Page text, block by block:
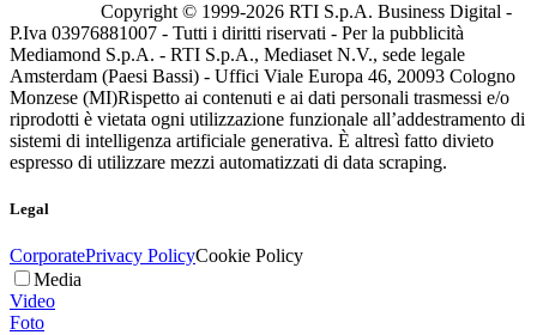
Copyright © 1999-2026 RTI S.p.A. Business Digital -
P.Iva 03976881007 - Tutti i diritti riservati - Per la pubblicità
Mediamond S.p.A. - RTI S.p.A., Mediaset N.V., sede legale
Amsterdam (Paesi Bassi) - Uffici Viale Europa 46, 20093 Cologno
Monzese (MI)Rispetto ai contenuti e ai dati personali trasmessi e/o
riprodotti è vietata ogni utilizzazione funzionale all’addestramento di
sistemi di intelligenza artificiale generativa. È altresì fatto divieto
espresso di utilizzare mezzi automatizzati di data scraping.
Legal
CorporatePrivacy PolicyCookie Policy
Media
Video
Foto